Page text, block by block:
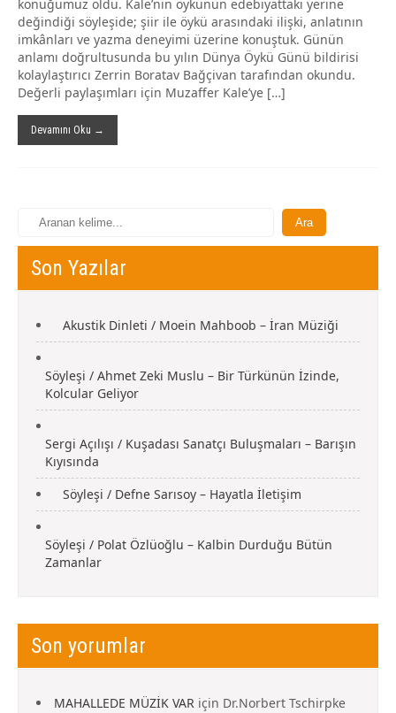
konuğumuz oldu. Kale’nin öykünün edebiyattaki yerine
değindiği söyleşide; şiir ile öykü arasındaki ilişki, anlatının
imkânları ve yazma deneyimi üzerine konuştuk. Günün
anlamı doğrultusunda bu yılın Dünya Öykü Günü bildirisi
kolaylaştırıcı Zerrin Boratav Bağçivan tarafından okundu.
Değerli paylaşımları için Muzaffer Kale’ye […]
Devamını Oku →
Son Yazılar
Akustik Dinleti / Moein Mahboob – İran Müziği
Söyleşi / Ahmet Zeki Muslu – Bir Türkünün İzinde,
Kolcular Geliyor
Sergi Açılışı / Kuşadası Sanatçı Buluşmaları – Barışın
Kıyısında
Söyleşi / Defne Sarısoy – Hayatla İletişim
Söyleşi / Polat Özlüoğlu – Kalbin Durduğu Bütün
Zamanlar
Son yorumlar
MAHALLEDE MÜZİK VAR için Dr.Norbert Tschirpke